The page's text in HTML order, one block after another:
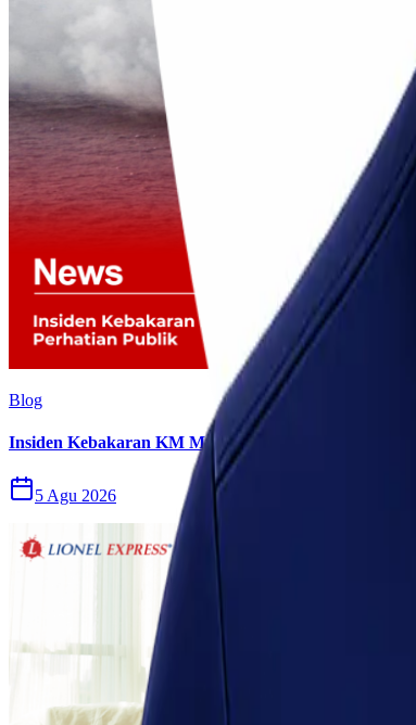
Blog
Insiden Kebakaran KM Mutiara Sentosa II Menjadi
5 Agu 2026